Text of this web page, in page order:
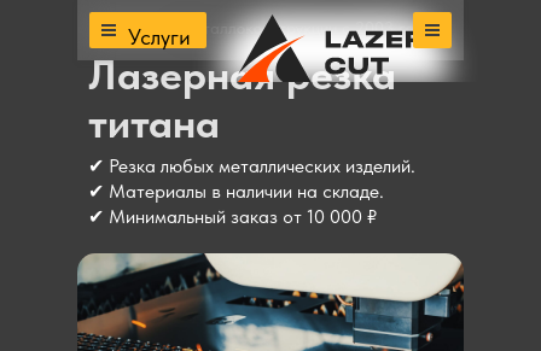
Услуги
Лазерная резка
титана
✔ Резка любых металлических изделий.
✔ Материалы в наличии на складе.
✔ Минимальный заказ от 10 000 ₽
Производим металлоконструкции с 2003 года